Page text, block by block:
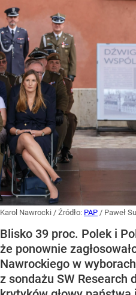
Karol Nawrocki / Źródło: PAP / Paweł
Blisko 39 proc. Polek i
że ponownie
Nawrockiego w
z sondażu SW Research